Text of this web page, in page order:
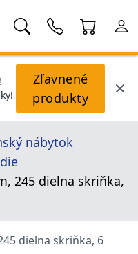
Zľavnené
produkty
nábytok
245 dielna skriňka,